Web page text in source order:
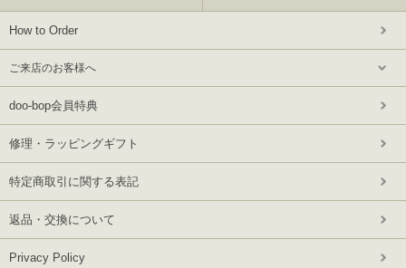
How to Order
ご来店のお客様へ
doo-bop会員特典
修理・ラッピングギフト
特定商取引に関する表記
返品・交換について
Privacy Policy